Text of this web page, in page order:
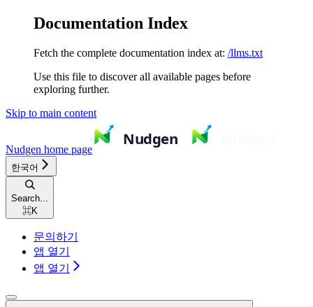
Documentation Index
Fetch the complete documentation index at: /llms.txt
Use this file to discover all available pages before
exploring further.
Skip to main content
Nudgen home page
한국어
Search...
⌘K
문의하기
앱 열기
앱 열기